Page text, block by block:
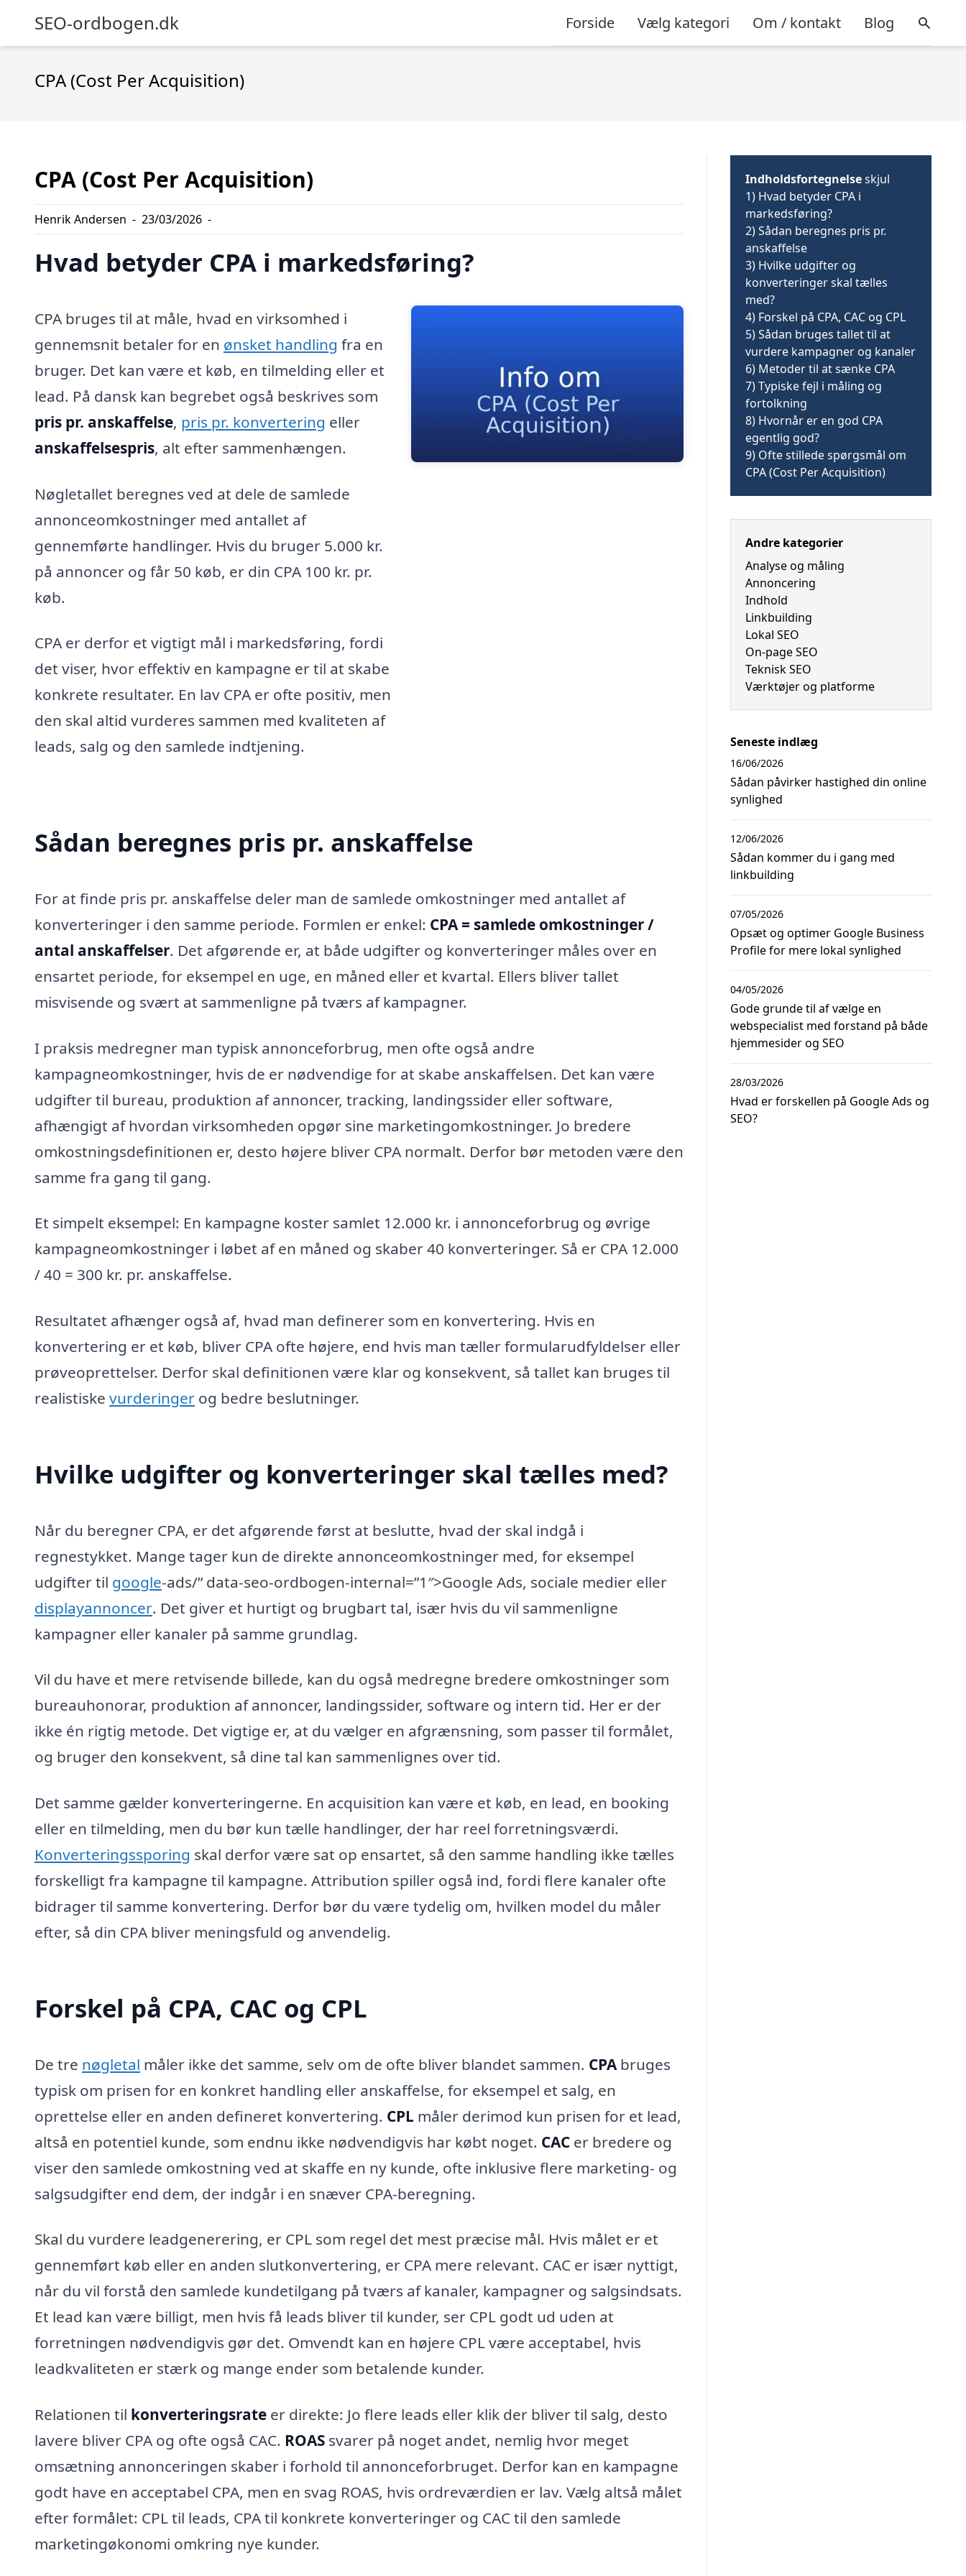
SEO-ordbogen.dk Forside Vælg kategori Om / kontakt Blog
CPA (Cost Per Acquisition)
CPA (Cost Per Acquisition)
Henrik Andersen - 23/03/2026 -
Hvad betyder CPA i markedsføring?
CPA bruges til at måle, hvad en virksomhed i
gennemsnit betaler for en ønsket handling fra en
bruger. Det kan være et køb, en tilmelding eller et
lead. På dansk kan begrebet også beskrives som
pris pr. anskaffelse, pris pr. konvertering eller
anskaffelsespris, alt efter sammenhængen.
Nøgletallet beregnes ved at dele de samlede
annonceomkostninger med antallet af
gennemførte handlinger. Hvis du bruger 5.000 kr.
på annoncer og får 50 køb, er din CPA 100 kr. pr.
køb.
CPA er derfor et vigtigt mål i markedsføring, fordi
det viser, hvor effektiv en kampagne er til at skabe
konkrete resultater. En lav CPA er ofte positiv, men
den skal altid vurderes sammen med kvaliteten af
leads, salg og den samlede indtjening.
Sådan beregnes pris pr. anskaffelse
For at finde pris pr. anskaffelse deler man de samlede omkostninger med antallet af
konverteringer i den samme periode. Formlen er enkel: CPA = samlede omkostninger /
antal anskaffelser. Det afgørende er, at både udgifter og konverteringer måles over en
ensartet periode, for eksempel en uge, en måned eller et kvartal. Ellers bliver tallet
misvisende og svært at sammenligne på tværs af kampagner.
I praksis medregner man typisk annonceforbrug, men ofte også andre
kampagneomkostninger, hvis de er nødvendige for at skabe anskaffelsen. Det kan være
udgifter til bureau, produktion af annoncer, tracking, landingssider eller software,
afhængigt af hvordan virksomheden opgør sine marketingomkostninger. Jo bredere
omkostningsdefinitionen er, desto højere bliver CPA normalt. Derfor bør metoden være den
samme fra gang til gang.
Et simpelt eksempel: En kampagne koster samlet 12.000 kr. i annonceforbrug og øvrige
kampagneomkostninger i løbet af en måned og skaber 40 konverteringer. Så er CPA 12.000
/ 40 = 300 kr. pr. anskaffelse.
Resultatet afhænger også af, hvad man definerer som en konvertering. Hvis en
konvertering er et køb, bliver CPA ofte højere, end hvis man tæller formularudfyldelser eller
prøveoprettelser. Derfor skal definitionen være klar og konsekvent, så tallet kan bruges til
realistiske vurderinger og bedre beslutninger.
Hvilke udgifter og konverteringer skal tælles med?
Når du beregner CPA, er det afgørende først at beslutte, hvad der skal indgå i
regnestykket. Mange tager kun de direkte annonceomkostninger med, for eksempel
udgifter til google-ads/” data-seo-ordbogen-internal=”1″>Google Ads, sociale medier eller
displayannoncer. Det giver et hurtigt og brugbart tal, især hvis du vil sammenligne
kampagner eller kanaler på samme grundlag.
Vil du have et mere retvisende billede, kan du også medregne bredere omkostninger som
bureauhonorar, produktion af annoncer, landingssider, software og intern tid. Her er der
ikke én rigtig metode. Det vigtige er, at du vælger en afgrænsning, som passer til formålet,
og bruger den konsekvent, så dine tal kan sammenlignes over tid.
Det samme gælder konverteringerne. En acquisition kan være et køb, en lead, en booking
eller en tilmelding, men du bør kun tælle handlinger, der har reel forretningsværdi.
Konverteringssporing skal derfor være sat op ensartet, så den samme handling ikke tælles
forskelligt fra kampagne til kampagne. Attribution spiller også ind, fordi flere kanaler ofte
bidrager til samme konvertering. Derfor bør du være tydelig om, hvilken model du måler
efter, så din CPA bliver meningsfuld og anvendelig.
Forskel på CPA, CAC og CPL
De tre nøgletal måler ikke det samme, selv om de ofte bliver blandet sammen. CPAbruges
typisk om prisen for en konkret handling eller anskaffelse, for eksempel et salg, en
oprettelse eller en anden defineret konvertering. CPL måler derimod kun prisen for et lead,
altså en potentiel kunde, som endnu ikke nødvendigvis har købt noget. CAC er bredere og
viser den samlede omkostning ved at skaffe en ny kunde, ofte inklusive flere marketing- og
salgsudgifter end dem, der indgår i en snæver CPA-beregning.
Skal du vurdere leadgenerering, er CPL som regel det mest præcise mål. Hvis målet er et
gennemført køb eller en anden slutkonvertering, er CPA mere relevant. CAC er især nyttigt,
når du vil forstå den samlede kundetilgang på tværs af kanaler, kampagner og salgsindsats.
Et lead kan være billigt, men hvis få leads bliver til kunder, ser CPL godt ud uden at
forretningen nødvendigvis gør det. Omvendt kan en højere CPL være acceptabel, hvis
leadkvaliteten er stærk og mange ender som betalende kunder.
Relationen til konverteringsrate er direkte: Jo flere leads eller klik der bliver til salg, desto
lavere bliver CPA og ofte også CAC. ROAS svarer på noget andet, nemlig hvor meget
omsætning annonceringen skaber i forhold til annonceforbruget. Derfor kan en kampagne
godt have en acceptabel CPA, men en svag ROAS, hvis ordreværdien er lav. Vælg altså målet
efter formålet: CPL til leads, CPA til konkrete konverteringer og CAC til den samlede
marketingøkonomi omkring nye kunder.
Indholdsfortegnelseskjul
1) Hvad betyder CPA i
markedsføring?
2)Sådan beregnes pris pr.
anskaffelse
3) Hvilke udgifter og
konverteringer skal tælles
med?
4) Forskel på CPA, CAC og CPL
5)Sådan bruges tallet til at
vurdere kampagner og kanaler
6) Metoder til at sænke CPA
7)Typiske fejl i måling og
fortolkning
8) Hvornår er en god CPA
egentlig god?
9) Ofte stillede spørgsmål om
CPA (Cost Per Acquisition)
Andre kategorier
Analyse og måling
Annoncering
Indhold
Linkbuilding
Lokal SEO
On-page SEO
Teknisk SEO
Værktøjer og platforme
Seneste indlæg
Sådan påvirker hastighed din online
synlighed
16/06/2026
Sådan kommer du i gang med
linkbuilding
12/06/2026
Opsæt og optimer Google Business
Profile for mere lokal synlighed
07/05/2026
Gode grunde til af vælge en
webspecialist med forstand på både
hjemmesider og SEO
04/05/2026
Hvad er forskellen på Google Ads og
SEO?
28/03/2026